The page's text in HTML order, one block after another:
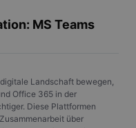
MS Teams
Landschaft bewegen,
Office 365 in der
Diese Plattformen
über